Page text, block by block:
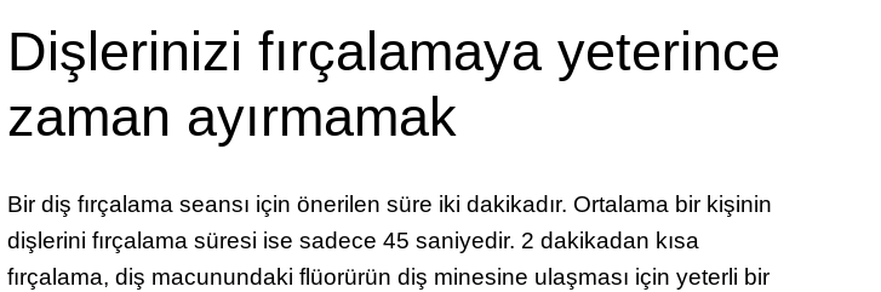
Dişlerinizi fırçalamaya yeterince
zaman ayırmamak
Bir diş fırçalama seansı için önerilen süre iki dakikadır. Ortalama bir kişinin
dişlerini fırçalama süresi ise sadece 45 saniyedir. 2 dakikadan kısa
fırçalama, diş macunundaki flüorürün diş minesine ulaşması için yeterli bir